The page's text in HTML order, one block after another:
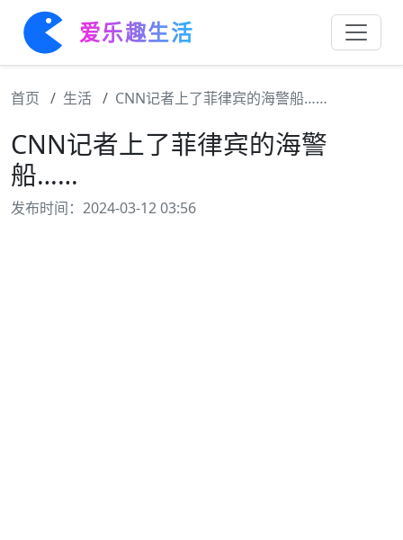
爱乐趣生活
首页 生活 CNN记者上了菲律宾的海警船……
CNN记者上了菲律宾的海警
船……
发布时间：2024-03-12 03:56